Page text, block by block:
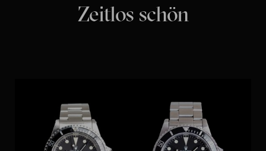
Zeitlos schön